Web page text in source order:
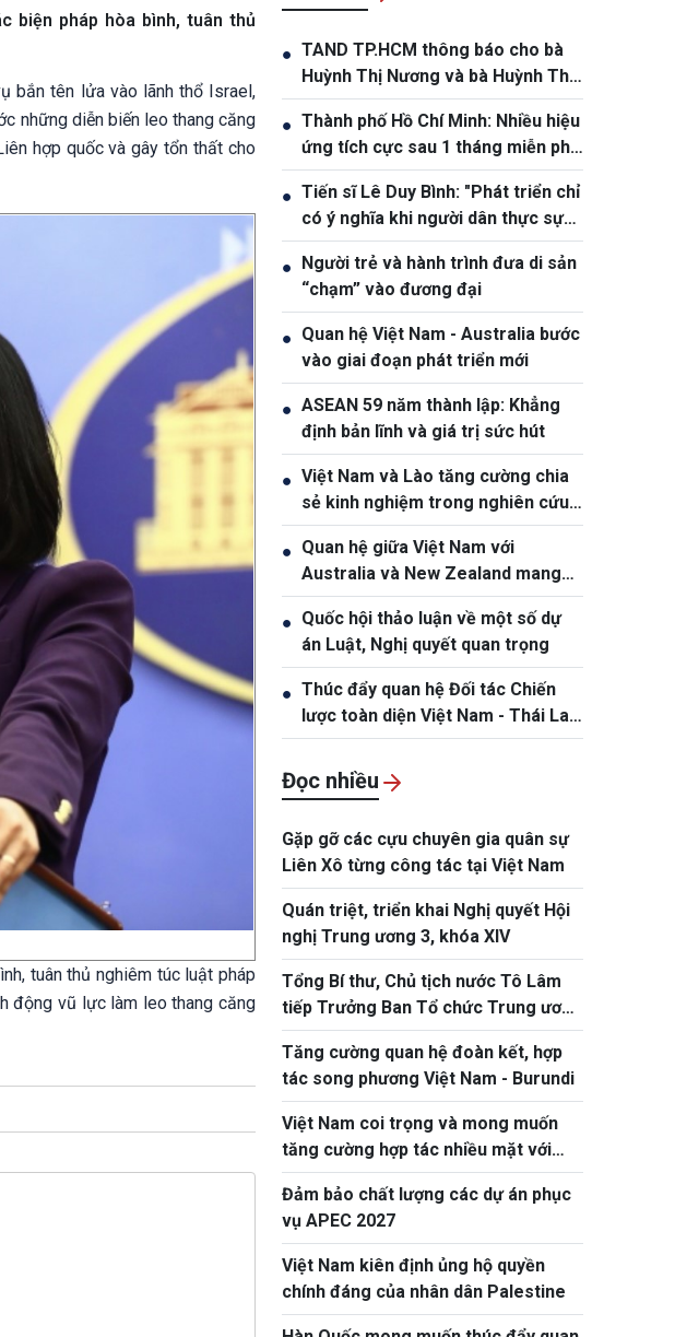
biện pháp hòa bình, tuân thủ
bắn tên lửa vào lãnh thổ Israel,
những diễn biến leo thang căng
hợp quốc và gây tổn thất cho
tuân thủ nghiêm túc luật pháp
động vũ lực làm leo thang căng
● TAND TP.HCM thông báo cho bà
Huỳnh Thị Nương và bà Huỳnh Thị
Lý
● Thành phố Hồ Chí Minh: Nhiều hiệu
ứng tích cực sau 1 tháng miễn phí
xe buýt
● Tiến sĩ Lê Duy Bình: "Phát triển chỉ
có ý nghĩa khi người dân thực sự
được thụ hưởng"
● Người trẻ và hành trình đưa di sản
“chạm” vào đương đại
● Quan hệ Việt Nam - Australia bước
vào giai đoạn phát triển mới
● ASEAN 59 năm thành lập: Khẳng
định bản lĩnh và giá trị sức hút
● Việt Nam và Lào tăng cường chia
sẻ kinh nghiệm trong nghiên cứu
khoa học, lý luận và thực tiễn
● Quan hệ giữa Việt Nam với
Australia và New Zealand mang
lại lợi ích cho các bên
● Quốc hội thảo luận về một số dự
án Luật, Nghị quyết quan trọng
● Thúc đẩy quan hệ Đối tác Chiến
lược toàn diện Việt Nam - Thái Lan
ngày càng thực chất và hiệu quả
Đọc nhiều
Gặp gỡ các cựu chuyên gia quân sự
Liên Xô từng công tác tại Việt Nam
Quán triệt, triển khai Nghị quyết Hội
nghị Trung ương 3, khóa XIV
Tổng Bí thư, Chủ tịch nước Tô Lâm
tiếp Trưởng Ban Tổ chức Trung ương
Đảng Nhân dân Cách mạng Lào
Tăng cường quan hệ đoàn kết, hợp
tác song phương Việt Nam - Burundi
Việt Nam coi trọng và mong muốn
tăng cường hợp tác nhiều mặt với
Litva
Đảm bảo chất lượng các dự án phục
vụ APEC 2027
Việt Nam kiên định ủng hộ quyền
chính đáng của nhân dân Palestine